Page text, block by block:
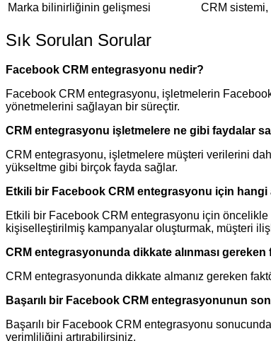
Marka bilinirliğinin gelişmesi
CRM sistemi,
Sık Sorulan Sorular
Facebook CRM entegrasyonu nedir?
Facebook CRM entegrasyonu, işletmelerin
yönetmelerini sağlayan bir süreçtir.
CRM entegrasyonu işletmelere ne gibi faydalar
CRM entegrasyonu, işletmelere müşteri verilerini
yükseltme gibi birçok fayda sağlar.
Etkili bir Facebook CRM entegrasyonu için hangi
Etkili bir Facebook CRM entegrasyonu için
kişiselleştirilmiş kampanyalar oluşturmak, müşteri
CRM entegrasyonunda dikkate alınması
CRM entegrasyonunda dikkate almanız gereken
Başarılı bir Facebook CRM entegrasyonunun
Başarılı bir Facebook CRM entegrasyonu
verimliliğini artırabilirsiniz.